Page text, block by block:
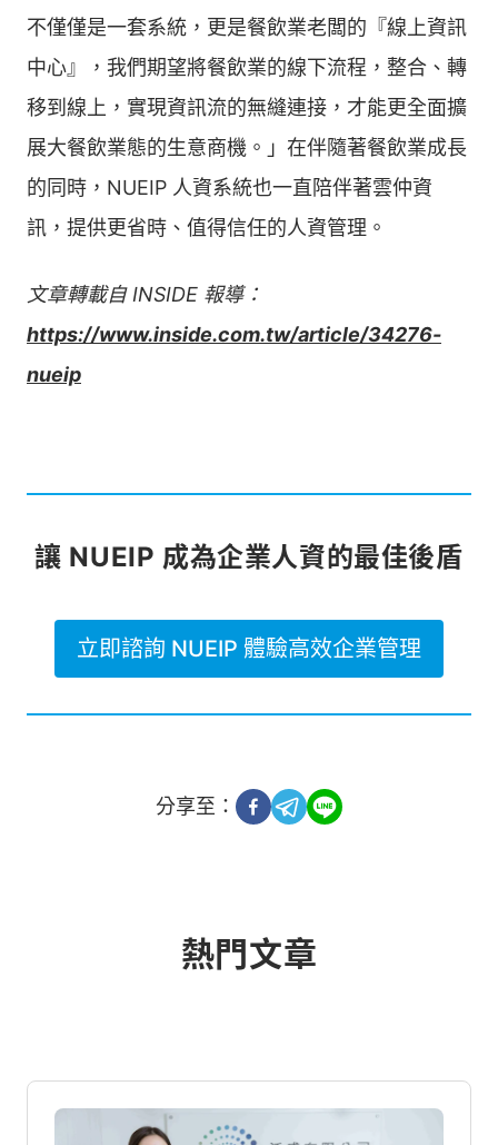
不僅僅是一套系統，更是餐飲業老闆的『線上資訊
中心』，我們期望將餐飲業的線下流程，整合、轉
移到線上，實現資訊流的無縫連接，才能更全面擴
展大餐飲業態的生意商機。」在伴隨著餐飲業成長
的同時，NUEIP 人資系統也一直陪伴著雲仲資
訊，提供更省時、值得信任的人資管理。
文章轉載自 INSIDE 報導：
https://www.inside.com.tw/article/34276-
nueip
讓 NUEIP 成為企業人資的最佳後盾
立即諮詢 NUEIP 體驗高效企業管理
分享至：
熱門文章